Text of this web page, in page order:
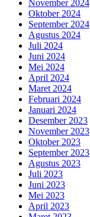
November 2024
Oktober 2024
September 2024
Agustus 2024
Juli 2024
Juni 2024
Mei 2024
April 2024
Maret 2024
Februari 2024
Januari 2024
Desember 2023
November 2023
Oktober 2023
September 2023
Agustus 2023
Juli 2023
Juni 2023
Mei 2023
April 2023